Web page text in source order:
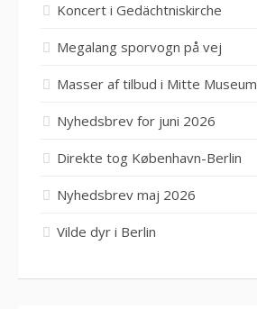
Koncert i Gedächtniskirche
Megalang sporvogn på vej
Masser af tilbud i Mitte Museum
Nyhedsbrev for juni 2026
Direkte tog København-Berlin
Nyhedsbrev maj 2026
Vilde dyr i Berlin